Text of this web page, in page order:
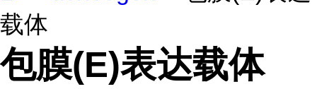
载体
包膜(E)表达载体